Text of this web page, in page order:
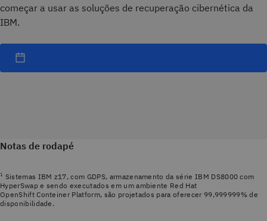
começar a usar as soluções de recuperação cibernética da
IBM.
Notas de rodapé
1 Sistemas IBM z17, com GDPS, armazenamento da série IBM DS8000 com
HyperSwap e sendo executados em um ambiente Red Hat
OpenShiftConteiner Platform, são projetados para oferecer 99,999999% de
disponibilidade.